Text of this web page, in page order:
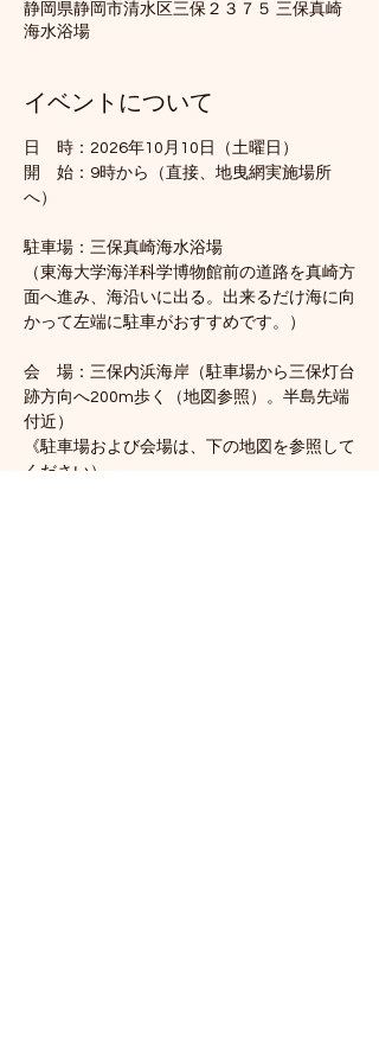
静岡県静岡市清水区三保２３７５ 三保真崎
海水浴場
イベントについて
日　時：2026年10月10日（土曜日）
開　始：9時から（直接、地曳網実施場所
へ）
駐車場：三保真崎海水浴場
（東海大学海洋科学博物館前の道路を真崎方
面へ進み、海沿いに出る。出来るだけ海に向
かって左端に駐車がおすすめです。）
会　場：三保内浜海岸（駐車場から三保灯台
跡方向へ200m歩く（地図参照）。半島先端
付近）
《駐車場および会場は、下の地図を参照して
ください）